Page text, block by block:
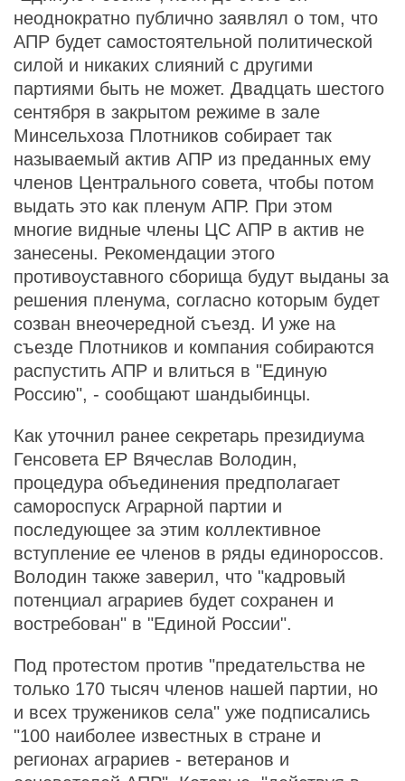
неоднократно публично заявлял о том, что
АПР будет самостоятельной политической
силой и никаких слияний с другими
партиями быть не может. Двадцать шестого
сентября в закрытом режиме в зале
Минсельхоза Плотников собирает так
называемый актив АПР из преданных ему
членов Центрального совета, чтобы потом
выдать это как пленум АПР. При этом
многие видные члены ЦС АПР в актив не
занесены. Рекомендации этого
противоуставного сборища будут выданы за
решения пленума, согласно которым будет
созван внеочередной съезд. И уже на
съезде Плотников и компания собираются
распустить АПР и влиться в "Единую
Россию", - сообщают шандыбинцы.
Как уточнил ранее секретарь президиума
Генсовета ЕР Вячеслав Володин,
процедура объединения предполагает
самороспуск Аграрной партии и
последующее за этим коллективное
вступление ее членов в ряды единороссов.
Володин также заверил, что "кадровый
потенциал аграриев будет сохранен и
востребован" в "Единой России".
Под протестом против "предательства не
только 170 тысяч членов нашей партии, но
и всех тружеников села" уже подписались
"100 наиболее известных в стране и
регионах аграриев - ветеранов и